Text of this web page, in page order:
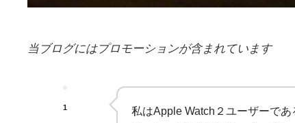
当ブログにはプロモーションが含まれています
1
私はApple Watch２ユーザーで